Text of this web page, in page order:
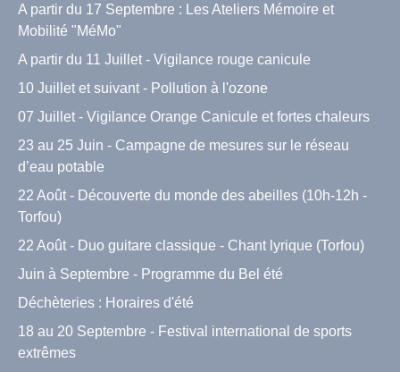
A partir du 17 Septembre : Les Ateliers Mémoire et
Mobilité "MéMo"
A partir du 11 Juillet - Vigilance rouge canicule
10 Juillet et suivant - Pollution à l'ozone
07 Juillet - Vigilance Orange Canicule et fortes chaleurs
23 au 25 Juin - Campagne de mesures sur le réseau
d’eau potable
22 Août - Découverte du monde des abeilles (10h-12h -
Torfou)
22 Août - Duo guitare classique - Chant lyrique (Torfou)
Juin à Septembre - Programme du Bel été
Déchèteries : Horaires d'été
18 au 20 Septembre - Festival international de sports
extrêmes